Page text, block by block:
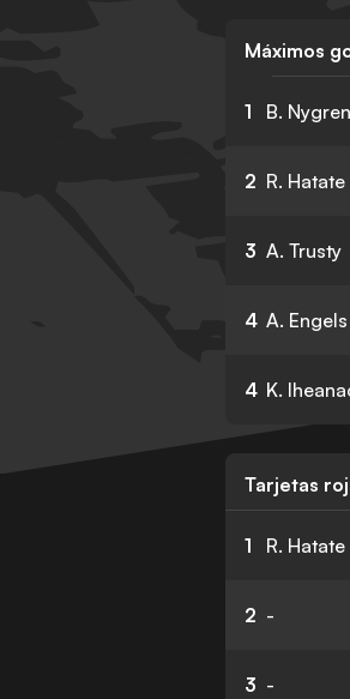
Máximos
1 B. Nygren
2 R. Hatate
3 A. Trusty
4 A. Engels
4 K.
Tarjetas
1 R. Hatate
2 -
3 -